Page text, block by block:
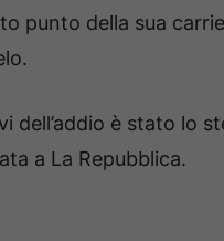
punto della sua
dell’addio è stato lo
a La Repubblica.